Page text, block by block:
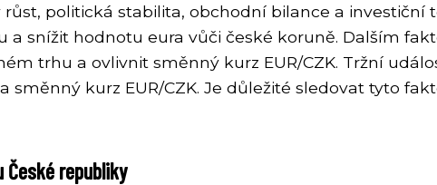
politická stabilita, obchodní bilance a investiční
a snížit hodnotu eura vůči české koruně. Dalším
trhu a ovlivnit směnný kurz EUR/CZK. Tržní
směnný kurz EUR/CZK. Je důležité sledovat tyto
České republiky